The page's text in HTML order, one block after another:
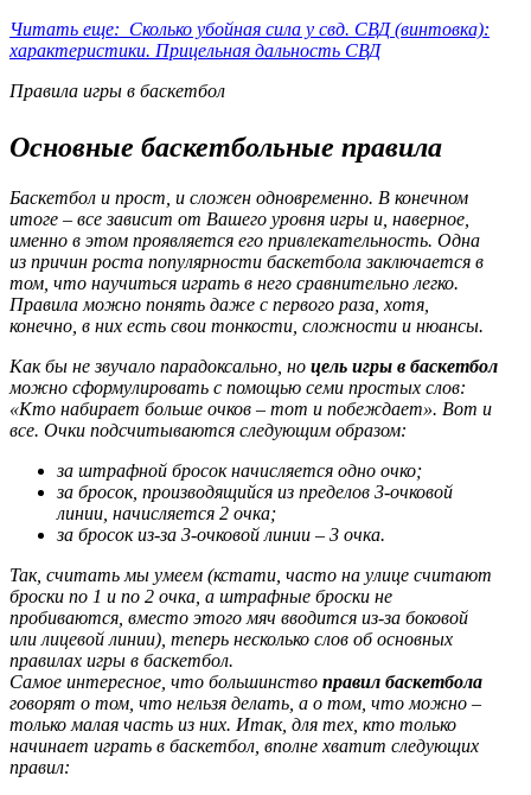
Читать еще: Сколько убойная сила у свд. СВД (винтовка):
характеристики. Прицельная дальность СВД
Правила игры в баскетбол
Основные баскетбольные правила
Баскетбол и прост, и сложен одновременно. В конечном
итоге – все зависит от Вашего уровня игры и, наверное,
именно в этом проявляется его привлекательность. Одна
из причин роста популярности баскетбола заключается в
том, что научиться играть в него сравнительно легко.
Правила можно понять даже с первого раза, хотя,
конечно, в них есть свои тонкости, сложности и нюансы.
Как бы не звучало парадоксально, но цель игры в баскетбол
можно сформулировать с помощью семи простых слов:
«Кто набирает больше очков – тот и побеждает». Вот и
все. Очки подсчитываются следующим образом:
за штрафной бросок начисляется одно очко;
за бросок, производящийся из пределов 3-очковой
линии, начисляется 2 очка;
за бросок из-за 3-очковой линии – 3 очка.
Так, считать мы умеем (кстати, часто на улице считают
броски по 1 и по 2 очка, а штрафные броски не
пробиваются, вместо этого мяч вводится из-за боковой
или лицевой линии), теперь несколько слов об основных
правилах игры в баскетбол.
Самое интересное, что большинство правил баскетбола
говорят о том, что нельзя делать, а о том, что можно –
только малая часть из них. Итак, для тех, кто только
начинает играть в баскетбол, вполне хватит следующих
правил: